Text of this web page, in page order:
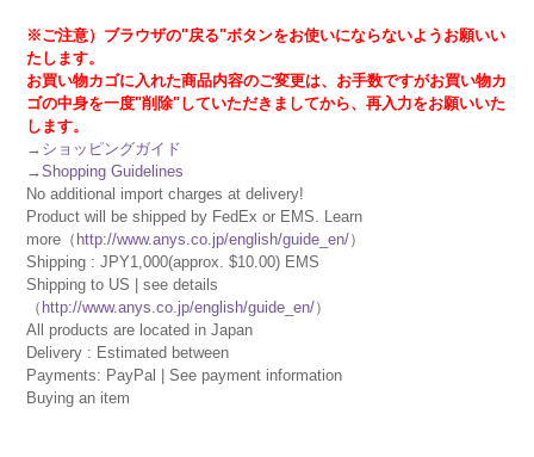
※ご注意）ブラウザの"戻る"ボタンをお使いにならないようお願いい
たします。
お買い物カゴに入れた商品内容のご変更は、お手数ですがお買い物カ
ゴの中身を一度"削除"していただきましてから、再入力をお願いいた
します。
→ ショッピングガイド
→Shopping Guidelines
No additional import charges at delivery!
Product will be shipped by FedEx or EMS. Learn
more（ http://www.anys.co.jp/english/guide_en/）
Shipping : JPY1,000(approx. $10.00) EMS
Shipping to US | see details
（ http://www.anys.co.jp/english/guide_en/）
All products are located in Japan
Delivery : Estimated between
Payments: PayPal | See payment information
Buying an item